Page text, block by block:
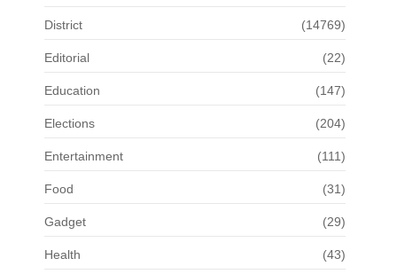
District (14769)
Editorial (22)
Education (147)
Elections (204)
Entertainment (111)
Food (31)
Gadget (29)
Health (43)